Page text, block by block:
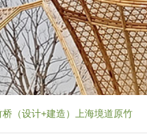
（设计+建造）上海境道原竹